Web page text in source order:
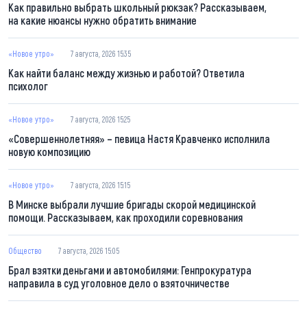
Как правильно выбрать школьный рюкзак? Рассказываем,
на какие нюансы нужно обратить внимание
«Новое утро» 7 августа, 2026 15:35
Как найти баланс между жизнью и работой? Ответила
психолог
«Новое утро» 7 августа, 2026 15:25
«Совершеннолетняя» – певица Настя Кравченко исполнила
новую композицию
«Новое утро» 7 августа, 2026 15:15
В Минске выбрали лучшие бригады скорой медицинской
помощи. Рассказываем, как проходили соревнования
Общество 7 августа, 2026 15:05
Брал взятки деньгами и автомобилями: Генпрокуратура
направила в суд уголовное дело о взяточничестве